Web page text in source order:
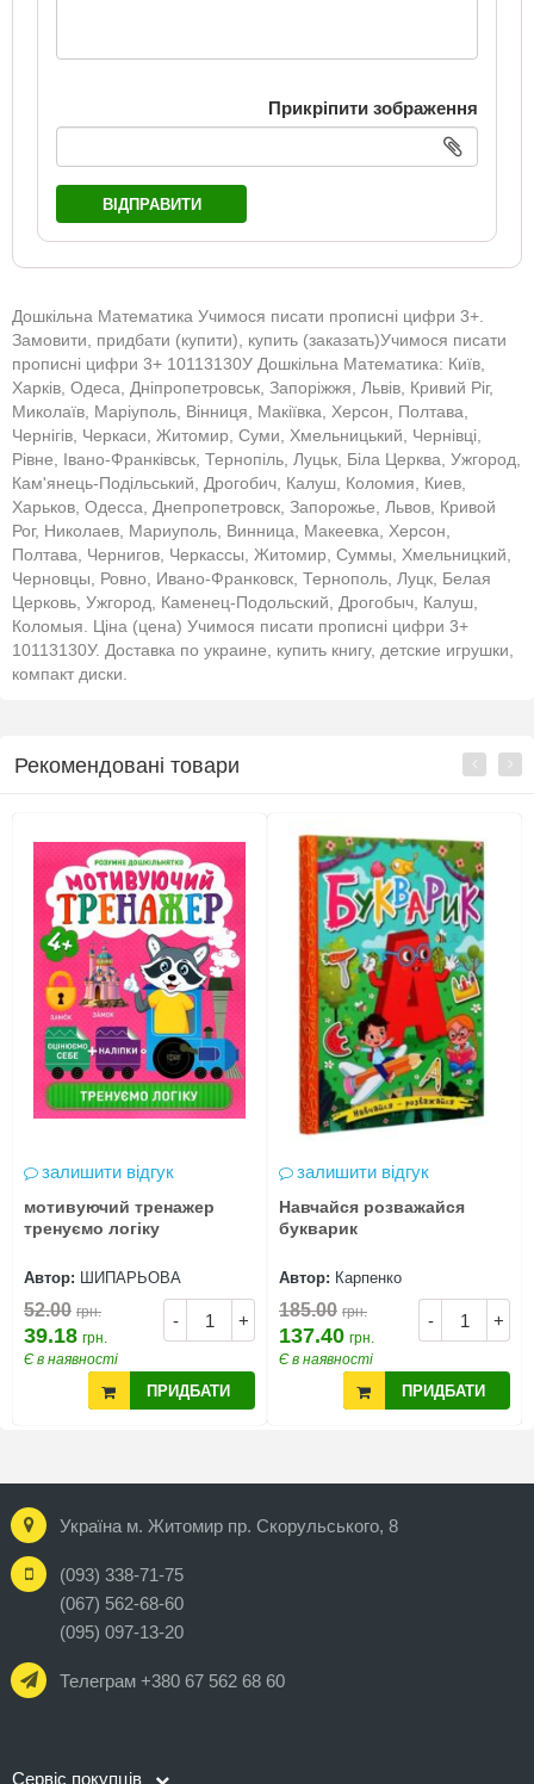
Прикріпити зображення
ВІДПРАВИТИ
Дошкільна Математика Учимося писати прописні цифри 3+.
Замовити, придбати (купити), купить (заказать)Учимося писати
прописні цифри 3+ 10113130У Дошкільна Математика: Київ,
Харків, Одеса, Дніпропетровськ, Запоріжжя, Львів, Кривий Ріг,
Миколаїв, Маріуполь, Вінниця, Макіївка, Херсон, Полтава,
Чернігів, Черкаси, Житомир, Суми, Хмельницький, Чернівці,
Рівне, Івано-Франківськ, Тернопіль, Луцьк, Біла Церква, Ужгород,
Кам'янець-Подільський, Дрогобич, Калуш, Коломия, Киев,
Харьков, Одесса, Днепропетровск, Запорожье, Львов, Кривой
Рог, Николаев, Мариуполь, Винница, Макеевка, Херсон,
Полтава, Чернигов, Черкассы, Житомир, Суммы, Хмельницкий,
Черновцы, Ровно, Ивано-Франковск, Тернополь, Луцк, Белая
Церковь, Ужгород, Каменец-Подольский, Дрогобыч, Калуш,
Коломыя. Ціна (цена) Учимося писати прописні цифри 3+
10113130У. Доставка по украине, купить книгу, детские игрушки,
компакт диски.
Рекомендовані товари
залишити відгук
мотивуючий тренажер
тренуємо логіку
Автор: ШИПАРЬОВА
- +
52.00 грн.
39.18 грн.
Є в наявності
ПРИДБАТИ
залишити відгук
Навчайся розважайся
букварик
Автор: Карпенко
- +
185.00 грн.
137.40 грн.
Є в наявності
ПРИДБАТИ
Україна м. Житомир пр. Скорульського, 8
(093) 338-71-75
(067) 562-68-60
(095) 097-13-20
Телеграм +380 67 562 68 60
Сервіс покупців